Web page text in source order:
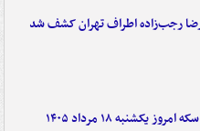
رجب‌زاده اطراف تهران کشف شد
یکشنبه ۱۸ مرداد ۱۴۰۵